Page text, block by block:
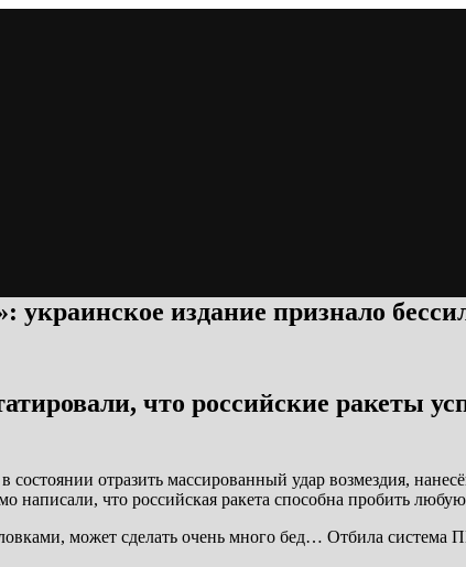
издание признало
что российские ракеты
в состоянии отразить массированный удар возмездия,
что российская ракета способна пробить
может сделать очень много бед… Отбила